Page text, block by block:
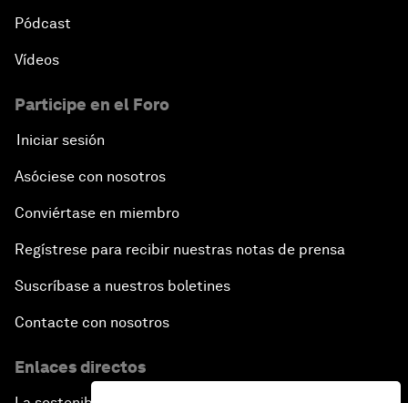
Pódcast
Vídeos
Participe en el Foro
Iniciar sesión
Asóciese con nosotros
Conviértase en miembro
Regístrese para recibir nuestras notas de prensa
Suscríbase a nuestros boletines
Contacte con nosotros
Enlaces directos